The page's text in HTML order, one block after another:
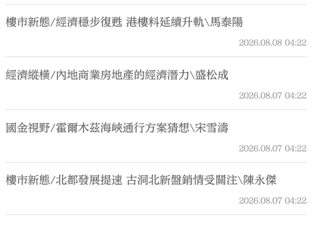
樓市新態/經濟穩步復甦 港樓料延續升軌\馬泰陽
2026.08.08 04:22
經濟縱橫/內地商業房地產的經濟潛力\盛松成
2026.08.07 04:22
國金視野/霍爾木茲海峽通行方案猜想\宋雪濤
2026.08.07 04:22
樓市新態/北都發展提速 古洞北新盤銷情受關注\陳永傑
2026.08.07 04:22